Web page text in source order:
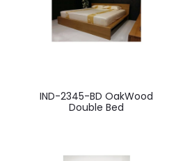
IND-2345-BD OakWood
Double Bed